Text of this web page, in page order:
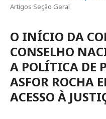
Artigos Seção Geral
O INÍCIO DA
CONSELHO
A POLÍTICA DE
ASFOR ROCHA
ACESSO À